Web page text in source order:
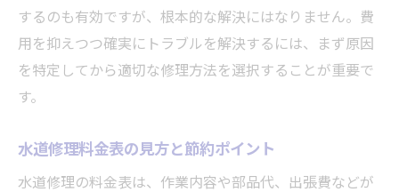
するのも有効ですが、根本的な解決にはなりません。費
用を抑えつつ確実にトラブルを解決するには、まず原因
を特定してから適切な修理方法を選択することが重要で
す。
水道修理料金表の見方と節約ポイント
水道修理の料金表は、作業内容や部品代、出張費などが